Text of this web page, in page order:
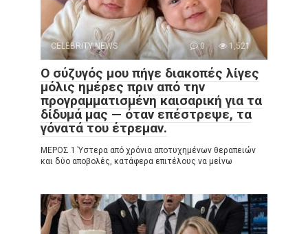
CELEBRITY NEWS 0 1,521
Ο σύζυγός μου πήγε διακοπές λίγες
μόλις ημέρες πριν από την
προγραμματισμένη καισαρική για τα
δίδυμά μας — όταν επέστρεψε, τα
γόνατά του έτρεμαν.
ΜΕΡΟΣ 1 Ύστερα από χρόνια αποτυχημένων θεραπειών
και δύο αποβολές, κατάφερα επιτέλους να μείνω